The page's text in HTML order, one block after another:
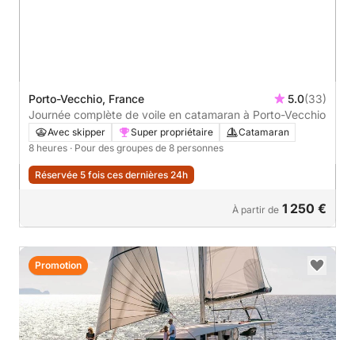
Porto-Vecchio, France 5.0(33)
Journée complète de voile en catamaran à Porto-Vecchio
Avec skipper Super propriétaire
Catamaran
8 heures · Pour des groupes de 8 personnes
Réservée 5 fois ces dernières 24h
À partir de 1 250 €
Promotion